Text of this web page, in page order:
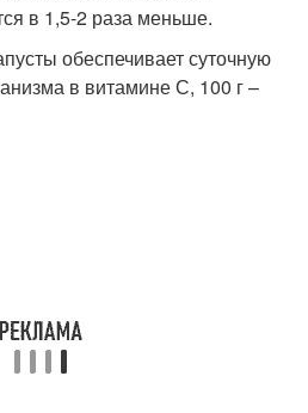
в 1,5-2 раза меньше.
обеспечивает суточную
в витамине С, 100 г –